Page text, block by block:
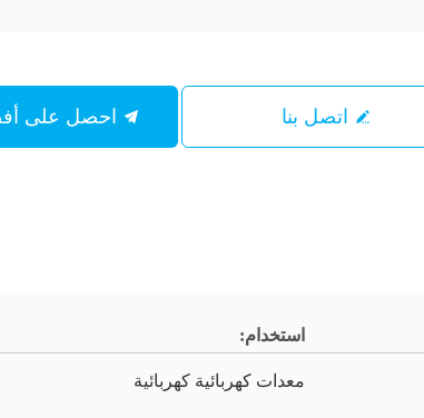
اتصل بنا
استخدام:
معدات كهربائية كهربائية